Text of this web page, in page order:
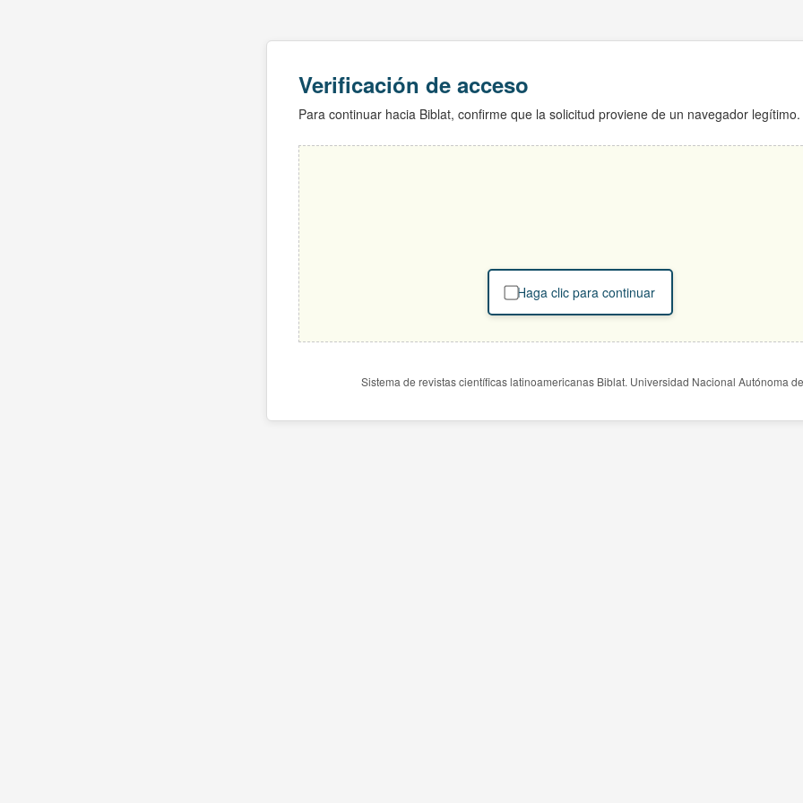
Verificación de acceso
Para continuar hacia Biblat, confirme que la solicitud proviene de un navegador legítimo.
Haga clic para continuar
Sistema de revistas científicas latinoamericanas Biblat. Universidad Nacional Autónoma